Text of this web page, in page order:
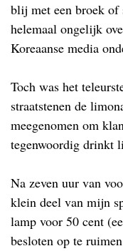
blij met een broek
helemaal ongelijk
Koreaanse media
Toch was het
straatstenen de
meegenomen om
tegenwoordig drinkt
Na zeven uur van
klein deel van mijn
lamp voor 50 cent
besloten op te